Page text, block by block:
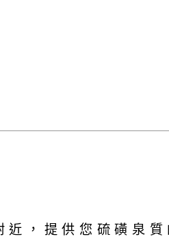
，提供您硫磺泉質